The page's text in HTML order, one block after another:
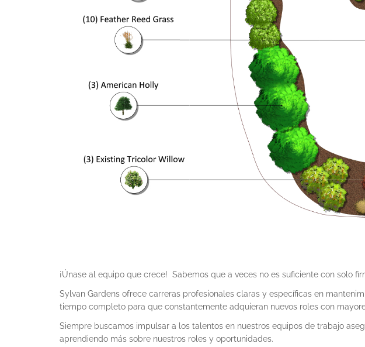
¡Únase al equipo que crece! Sabemos que a veces no es suficiente con solo
Sylvan Gardens ofrece carreras profesionales claras y específicas en
tiempo completo para que constantemente adquieran nuevos roles con
Siempre buscamos impulsar a los talentos en nuestros equipos de trabajo
aprendiendo más sobre nuestros roles y oportunidades.